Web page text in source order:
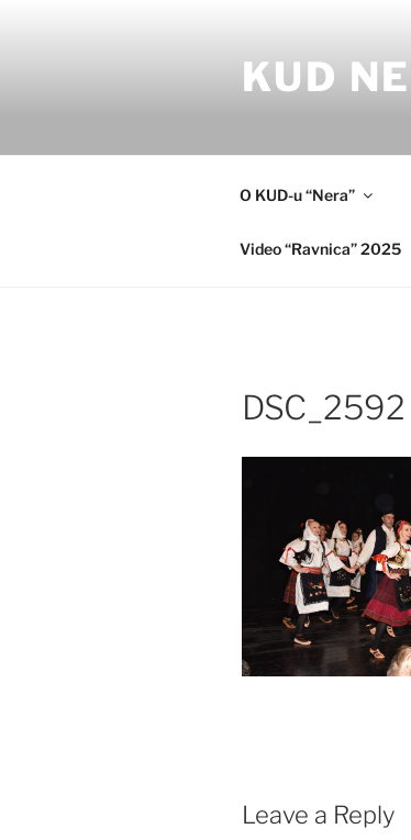
KUD
O KUD-u “Nera”
Video “Ravnica” 2025
DSC_2592
Leave a Reply